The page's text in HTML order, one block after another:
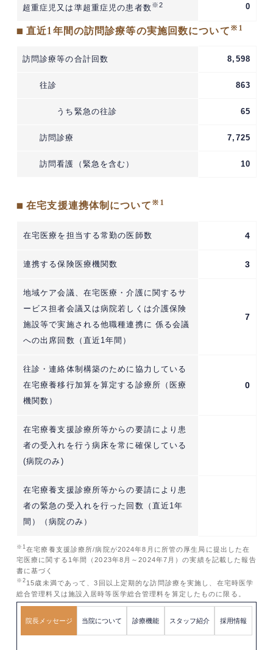
超重症児又は準超重症児の患者数※2 0
■ 直近1年間の訪問診療等の実施回数について※1
訪問診療等の合計回数 8,598
往診 863
うち緊急の往診 65
訪問診療 7,725
訪問看護（緊急を含む） 10
■ 在宅支援連携体制について※1
在宅医療を担当する常勤の医師数 4
連携する保険医療機関数 3
地域ケア会議、在宅医療・介護に関するサ
ービス担者会議又は病院若しくは介護保険
施設等で実施される他職種連携に 係る会議
への出席回数（直近1年間）
7
往診・連絡体制構築のために協力している
在宅療養移行加算を算定する診療所（医療
機関数）
0
在宅療養支援診療所等からの要請により患
者の受入れを行う病床を常に確保している
(病院のみ)
在宅療養支援診療所等からの要請により患
者の緊急の受入れを行った回数（直近1年
間）（病院のみ）
※1 在宅療養支援診療所/病院が2024年8月に所管の厚生局に提出した在
宅医療に関する1年間（2023年8月～2024年7月）の実績を記載した報告
書に基づく
※2 15歳未満であって、3回以上定期的な訪問診療を実施し、在宅時医学
総合管理料又は施設入居時等医学総合管理料を算定したものに限る。
院長メッセージ 当院について 診療機能 スタッフ紹介 採用情報